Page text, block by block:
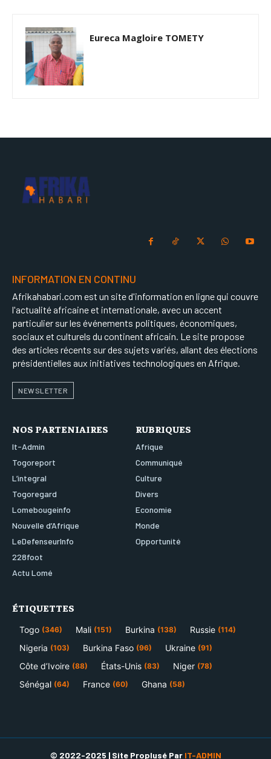
Eureca Magloire TOMETY
INFORMATION EN CONTINU
Afrikahabari.com est un site d'information en ligne qui couvre
l'actualité africaine et internationale, avec un accent
particulier sur les événements politiques, économiques,
sociaux et culturels du continent africain. Le site propose
des articles récents sur des sujets variés, allant des élections
présidentielles aux initiatives technologiques en Afrique.
NEWSLETTER
NOS PARTENIAIRES
It-Admin
Togoreport
L’integral
Togoregard
Lomebougeinfo
Nouvelle d’Afrique
LeDefenseurInfo
228foot
Actu Lomé
RUBRIQUES
Afrique
Communiqué
Culture
Divers
Economie
Monde
Opportunité
ÉTIQUETTES
Togo (346) Mali (151) Burkina (138) Russie (114)
Nigeria (103) Burkina Faso (96) Ukraine (91)
Côte d’Ivoire (88) États-Unis (83) Niger (78)
Sénégal (64) France (60) Ghana (58)
© 2022-2025 | Site Proplusé Par IT-ADMIN